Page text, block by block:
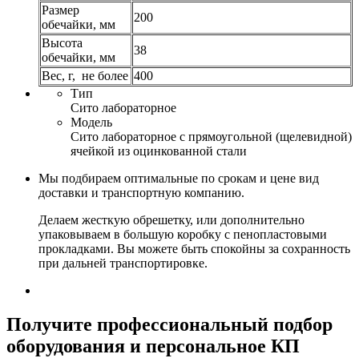
Размер
обечайки, мм
200
Высота
обечайки, мм
38
Вес, г, не более 400
Тип
Сито лабораторное
Модель
Сито лабораторное с прямоугольной (щелевидной)
ячейкой из оцинкованной стали
Мы подбираем оптимальные по срокам и цене вид
доставки и транспортную компанию.
Делаем жесткую обрешетку, или дополнительно
упаковываем в большую коробку с пенопластовыми
прокладками. Вы можете быть спокойны за сохранность
при дальней транспортировке.
Получите профессиональный подбор
оборудования и персональное КП